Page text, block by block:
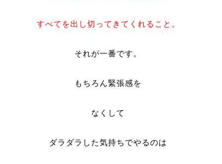
すべてを出し切ってきてくれること。
それが一番です。
もちろん緊張感を
なくして
ダラダラした気持ちでやるのは